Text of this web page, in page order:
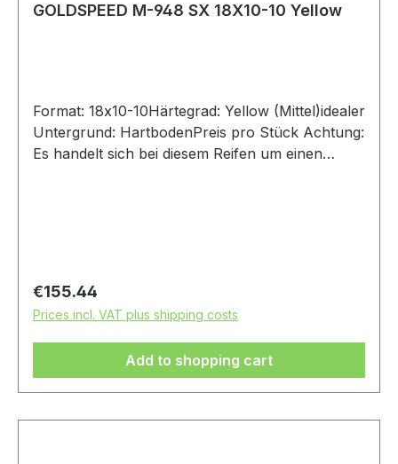
GOLDSPEED M-948 SX 18X10-10 Yellow
Format: 18x10-10Härtegrad: Yellow (Mittel)idealer
Untergrund: HartbodenPreis pro Stück Achtung:
Es handelt sich bei diesem Reifen um einen
Regular price:
€155.44
Prices incl. VAT plus shipping costs
Add to shopping cart